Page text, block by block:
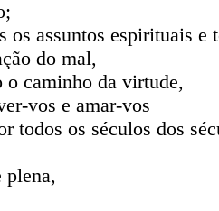
os assuntos espirituais e
do mal,
o caminho da virtude,
vos e amar-vos
todos os séculos dos